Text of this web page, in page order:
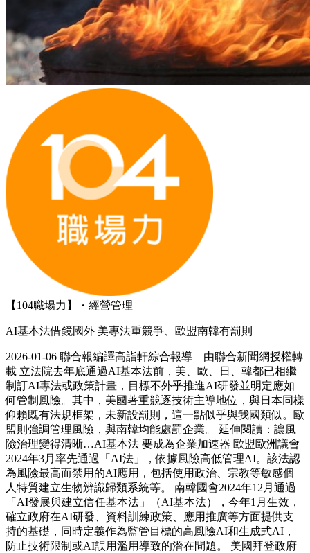
【104職場力】・經營管理
AI基本法借鏡國外 美專法重競爭、歐盟南韓有罰則
2026-01-06 聯合報編譯高詣軒綜合報導 由聯合新聞網授權轉
載 立法院去年底通過AI基本法前，美、歐、日、韓都已相繼
制訂AI專法或政策計畫，目標不外乎推進AI研發並明定應如
何管制風險。其中，美國著重競逐技術主導地位，與日本同樣
仰賴既有法規框架，未新設罰則，這一點似乎與我國類似。歐
盟則強調管理風險，與南韓均能處罰企業。 延伸閱讀：讓風
險治理變得清晰…AI基本法 要成為企業加速器 歐盟歐洲議會
2024年3月率先通過「AI法」，依據風險高低管理AI。該法認
為風險最高而禁用的AI應用，包括使用政治、宗教等敏感個
人特質建立生物辨識歸類系統等。 南韓國會2024年12月通過
「AI發展與建立信任基本法」（AI基本法），今年1月生效，
確立政府在AI研發、資料訓練政策、應用推廣等方面提供支
持的基礎，同時定義作為監管目標的高風險AI和生成式AI，
防止技術限制或AI誤用濫用導致的潛在問題。 美國拜登政府